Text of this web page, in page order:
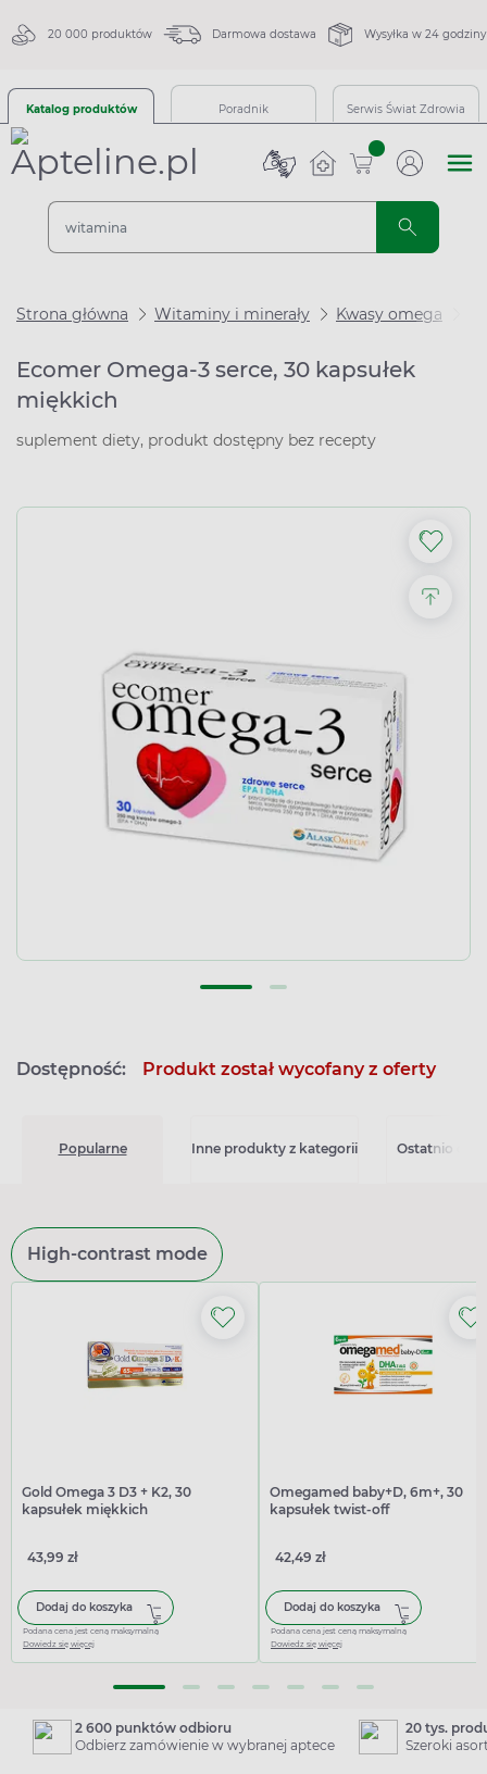
20 000 produktów Darmowa dostawa Wysyłka w 24 godziny
Katalog produktów Poradnik Serwis Świat Zdrowia
sztuk
Strona główna Witaminy i minerały Kwasy omega
Ecomer Omega-3 serce, 30 kapsułek
miękkich
suplement diety, produkt dostępny bez recepty
Dostępność: Produkt został wycofany z oferty
Popularne Inne produkty z kategorii Ostatnio
High-contrast mode
Gold Omega 3 D3 + K2, 30
kapsułek miękkich
43,99 zł
Dodaj do koszyka
Podana cena jest ceną maksymalną
Dowiedz się więcej
Omegamed baby+D, 6m+, 30
kapsułek twist-off
42,49 zł
Dodaj do koszyka
Podana cena jest ceną maksymalną
Dowiedz się więcej
2 600 punktów odbioru
Odbierz zamówienie w wybranej aptece
20 tys.
Szeroki